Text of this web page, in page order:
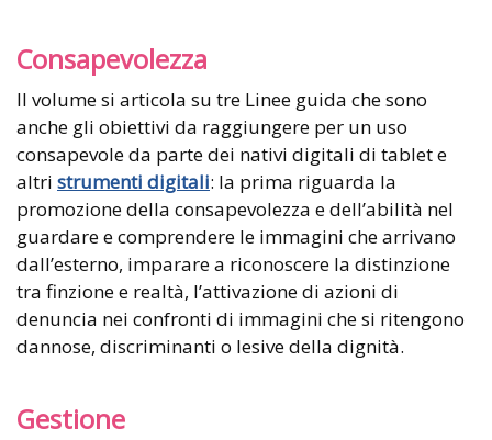
Consapevolezza
Il volume si articola su tre Linee guida che sono
anche gli obiettivi da raggiungere per un uso
consapevole da parte dei nativi digitali di tablet e
altri strumenti digitali: la prima riguarda la
promozione della consapevolezza e dell’abilità nel
guardare e comprendere le immagini che arrivano
dall’esterno, imparare a riconoscere la distinzione
tra finzione e realtà, l’attivazione di azioni di
denuncia nei confronti di immagini che si ritengono
dannose, discriminanti o lesive della dignità.
Gestione